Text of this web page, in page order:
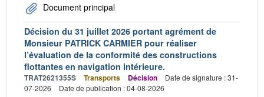
Document principal
Décision du 31 juillet 2026 portant agrément de
Monsieur PATRICK CARMIER pour réaliser
l’évaluation de la conformité des constructions
flottantes en navigation intérieure.
TRAT2621355S Transports Décision
Date de signature : 31-
07-2026
Date de publication : 04-08-2026